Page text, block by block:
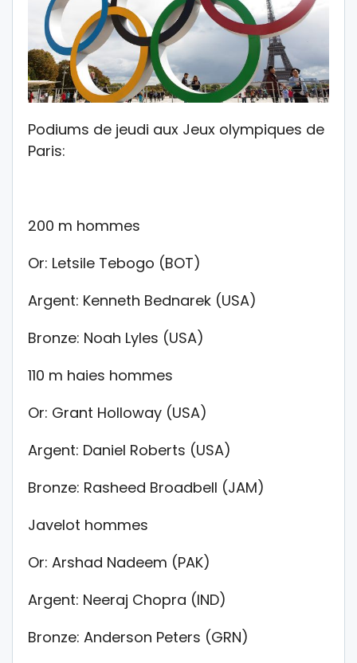
Podiums de jeudi aux Jeux olympiques de
Paris:
200 m hommes
Or: Letsile Tebogo (BOT)
Argent: Kenneth Bednarek (USA)
Bronze: Noah Lyles (USA)
110 m haies hommes
Or: Grant Holloway (USA)
Argent: Daniel Roberts (USA)
Bronze: Rasheed Broadbell (JAM)
Javelot hommes
Or: Arshad Nadeem (PAK)
Argent: Neeraj Chopra (IND)
Bronze: Anderson Peters (GRN)